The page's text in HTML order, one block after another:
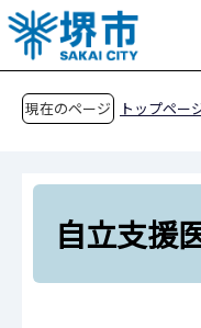
こ
の
ペ
現在のページ トップペー
障害福祉の
自立支援